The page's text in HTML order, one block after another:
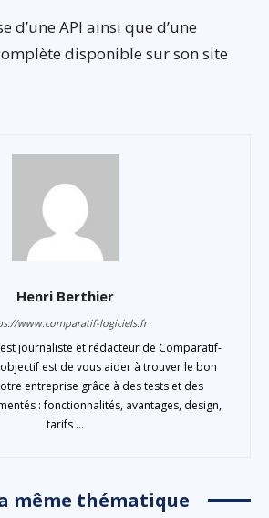
d’une API ainsi que d’une
disponible sur son site
Henri Berthier
www.comparatif-logiciels.fr
journaliste et rédacteur de Comparatif-
est de vous aider à trouver le bon
entreprise grâce à des tests et des
: fonctionnalités, avantages, design,
tarifs ...
même thématique